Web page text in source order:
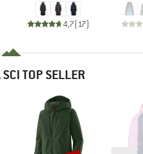
4,7(17)
TOP SELLER